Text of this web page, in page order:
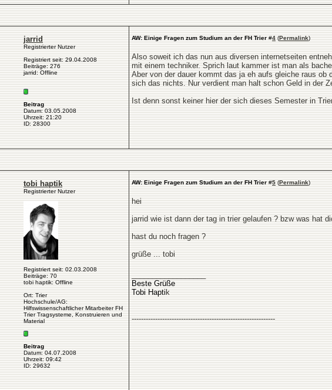
jarrid
Registrierter Nutzer
Registriert seit: 29.04.2008
Beiträge: 276
jarrid: Offline
Beitrag
Datum: 03.05.2008
Uhrzeit: 21:20
ID: 28300
AW: Einige Fragen zum Studium an der FH Trier #4 (Permalink)
Also soweit ich das nun aus diversen internetseiten
mit einem techniker. Sprich laut kammer ist man als
Aber von der dauer kommt das ja eh aufs gleiche raus
sich das nichts. Nur verdient man halt schon Geld in der
Ist denn sonst keiner hier der sich dieses Semester in
tobi haptik
Registrierter Nutzer
Registriert seit: 02.03.2008
Beiträge: 70
tobi haptik: Offline
Ort: Trier
Hochschule/AG:
Hilfswissenschaftlicher Mitarbeiter FH
Trier Tragsysteme, Konstruieren und
Material
Beitrag
Datum: 04.07.2008
Uhrzeit: 09:42
ID: 29632
AW: Einige Fragen zum Studium an der FH Trier #5 (Permalink)
hei
jarrid wie ist dann der tag in trier gelaufen ? bzw was hat
hast du noch fragen ?
grüße ... tobi
Beste Grüße
Tobi Hapti k
-------------------------------------------------------------